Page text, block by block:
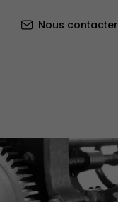
Nous contacter